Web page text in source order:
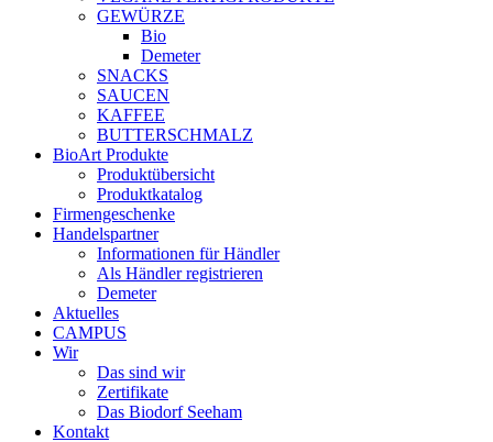
GEWÜRZE
Bio
Demeter
SNACKS
SAUCEN
KAFFEE
BUTTERSCHMALZ
BioArt Produkte
Produktübersicht
Produktkatalog
Firmengeschenke
Handelspartner
Informationen für Händler
Als Händler registrieren
Demeter
Aktuelles
CAMPUS
Wir
Das sind wir
Zertifikate
Das Biodorf Seeham
Kontakt